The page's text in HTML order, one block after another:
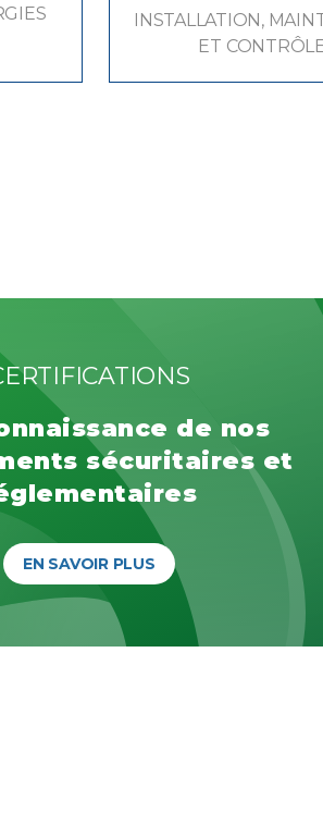
INSTALLATION,
ET
de nos
sécuritaires et
EN SAVOIR PLUS